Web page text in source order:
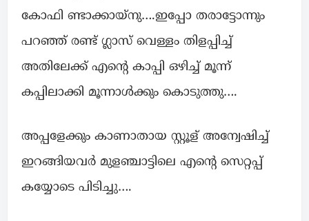
കോഫി ണ്ടാക്കായ്നു….ഇപ്പോ തരാട്ടോന്നും
പറഞ്ഞ് രണ്ട് ഗ്ലാസ് വെള്ളം തിളപ്പിച്ച്
അതിലേക്ക് എൻ്റെ കാപ്പി ഒഴിച്ച് മൂന്ന്
കപ്പിലാക്കി മൂന്നാൾക്കും കൊടുത്തു….
അപ്പളേക്കും കാണാതായ സ്റ്റൂള് അന്വേഷിച്ച്
ഇറങ്ങിയവർ മുളഞ്ചാട്ടിലെ എൻ്റെ സെറ്റപ്പ്
കയ്യോടെ പിടിച്ചു….